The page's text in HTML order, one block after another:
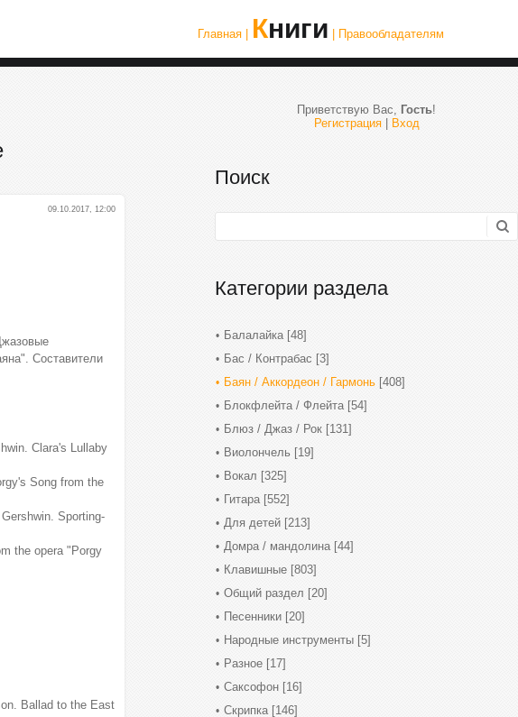
Главная | Книги | Правообладателям
09.10.2017, 12:00
Составители
Clara's Lullaby
Song from the
Sporting-
the opera "Porgy
Ballad to the East
Приветствую Вас, Гость!
Регистрация| Вход
Поиск
Категории раздела
Балалайка [48]
Бас / Контрабас [3]
Баян / Аккордеон / Гармонь [408]
Блокфлейта / Флейта [54]
Блюз / Джаз / Рок [131]
Виолончель [19]
Вокал [325]
Гитара [552]
Для детей [213]
Домра / мандолина [44]
Клавишные [803]
Общий раздел [20]
Песенники [20]
Народные инструменты [5]
Разное [17]
Саксофон [16]
Скрипка [146]